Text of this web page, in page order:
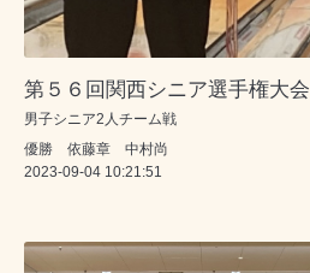
第５６回関西シニア選手権大会
男子シニア2人チーム戦
優勝 依藤章 中村尚
2023-09-04 10:21:51